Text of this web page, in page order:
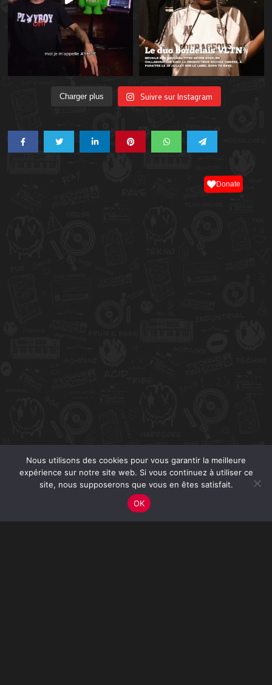
Charger plus Suivre sur Instagram
Nous utilisons des cookies pour vous garantir la meilleure
expérience sur notre site web. Si vous continuez à utiliser ce
site, nous supposerons que vous en êtes satisfait.
OK
Donate